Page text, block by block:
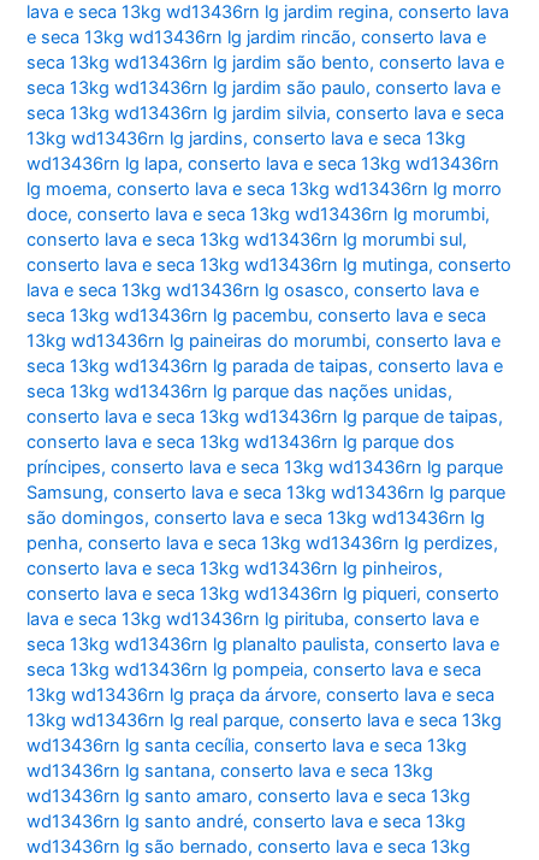
lava e seca 13kg wd13436rn lg jardim regina,conserto lava
e seca 13kg wd13436rn lg jardim rincão,conserto lava e
seca 13kg wd13436rn lg jardim são bento,conserto lava e
seca 13kg wd13436rn lg jardim são paulo,conserto lava e
seca 13kg wd13436rn lg jardim silvia,conserto lava e seca
13kg wd13436rn lg jardins,conserto lava e seca 13kg
wd13436rn lg lapa,conserto lava e seca 13kg wd13436rn
lg moema,conserto lava e seca 13kg wd13436rn lg morro
doce,conserto lava e seca 13kg wd13436rn lg morumbi,
conserto lava e seca 13kg wd13436rn lg morumbi sul,
conserto lava e seca 13kg wd13436rn lg mutinga,conserto
lava e seca 13kg wd13436rn lg osasco,conserto lava e
seca 13kg wd13436rn lg pacembu,conserto lava e seca
13kg wd13436rn lg paineiras do morumbi,conserto lava e
seca 13kg wd13436rn lg parada de taipas,conserto lava e
seca 13kg wd13436rn lg parque das nações unidas,
conserto lava e seca 13kg wd13436rn lg parque de taipas,
conserto lava e seca 13kg wd13436rn lg parque dos
príncipes,conserto lava e seca 13kg wd13436rn lg parque
Samsung,conserto lava e seca 13kg wd13436rn lg parque
são domingos,conserto lava e seca 13kg wd13436rn lg
penha,conserto lava e seca 13kg wd13436rn lg perdizes,
conserto lava e seca 13kg wd13436rn lg pinheiros,
conserto lava e seca 13kg wd13436rn lg piqueri,conserto
lava e seca 13kg wd13436rn lg pirituba,conserto lava e
seca 13kg wd13436rn lg planalto paulista,conserto lava e
seca 13kg wd13436rn lg pompeia,conserto lava e seca
13kg wd13436rn lg praça da árvore,conserto lava e seca
13kg wd13436rn lg real parque,conserto lava e seca 13kg
wd13436rn lg santa cecília,conserto lava e seca 13kg
wd13436rn lg santana,conserto lava e seca 13kg
wd13436rn lg santo amaro,conserto lava e seca 13kg
wd13436rn lg santo andré,conserto lava e seca 13kg
wd13436rn lg são bernado,conserto lava e seca 13kg